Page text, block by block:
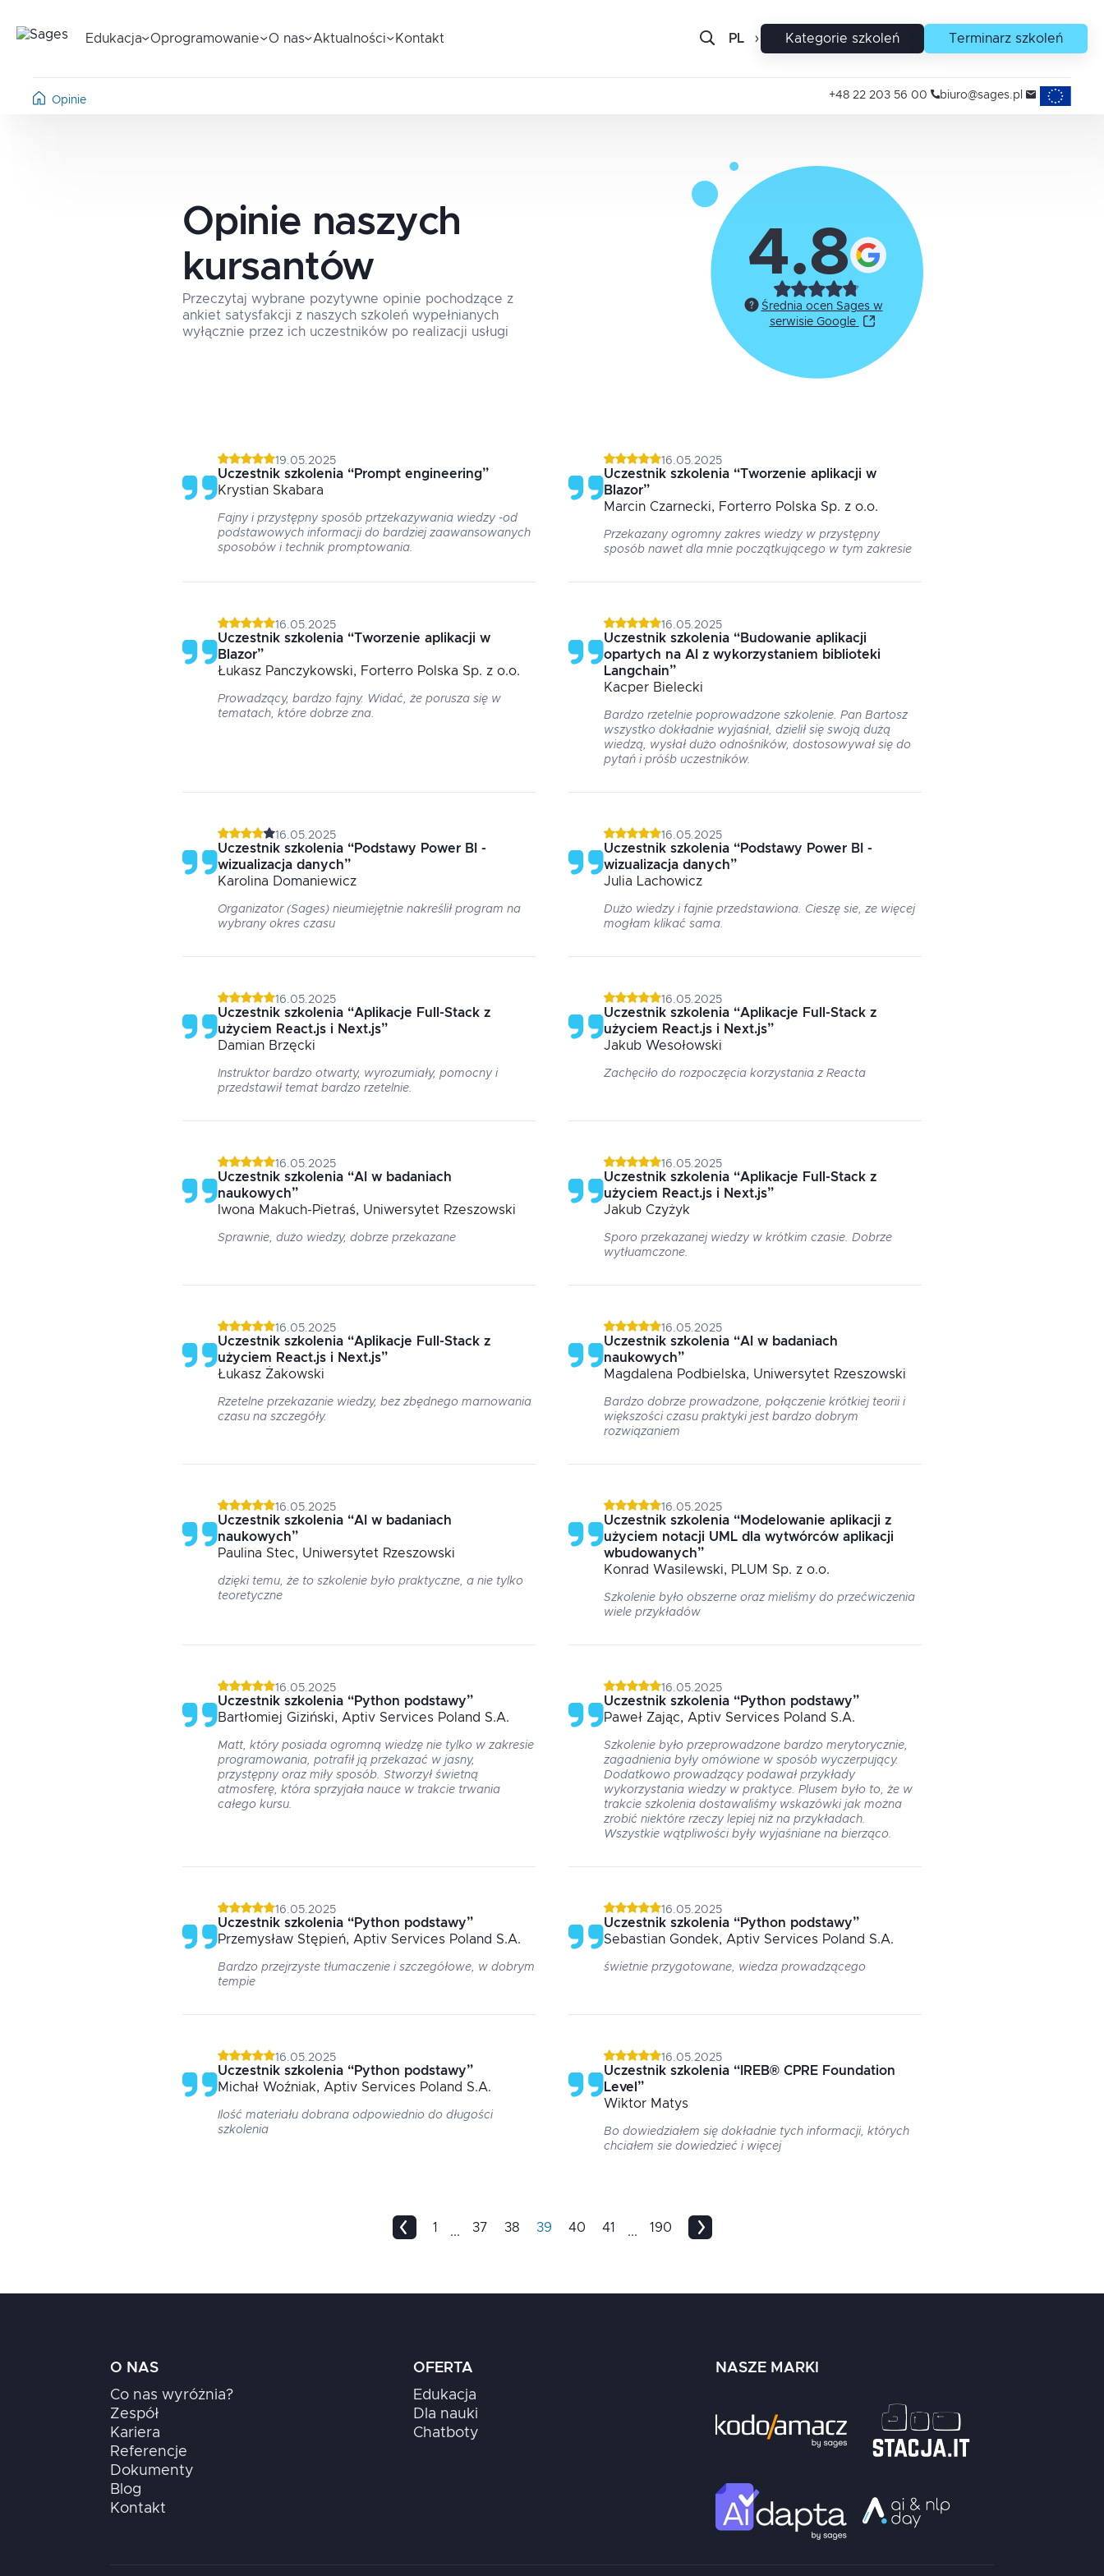
Edukacja Oprogramowanie O nas Aktualności Kontakt PL EN Kategorie szkoleń Terminarz szkoleń
Opinie +48 22 203 56 00 biuro@sages.pl Projekty
Opinie naszych
kursantów
Przeczytaj wybrane pozytywne opinie pochodzące z
ankiet satysfakcji z naszych szkoleń wypełnianych
wyłącznie przez ich uczestników po realizacji usługi
4.8
Średnia ocen Sages w
serwisie Google
19.05.2025
Uczestnik szkolenia “Prompt engineering”
Krystian Skabara
Fajny i przystępny sposób prtzekazywania wiedzy -od
podstawowych informacji do bardziej zaawansowanych
sposobów i technik promptowania.
16.05.2025
Uczestnik szkolenia “Tworzenie aplikacji w
Blazor”
Marcin Czarnecki, Forterro Polska Sp. z o.o.
Przekazany ogromny zakres wiedzy w przystępny
sposób nawet dla mnie początkującego w tym zakresie
16.05.2025
Uczestnik szkolenia “Tworzenie aplikacji w
Blazor”
Łukasz Panczykowski, Forterro Polska Sp. z o.o.
Prowadzący, bardzo fajny. Widać, że porusza się w
tematach, które dobrze zna.
16.05.2025
Uczestnik szkolenia “Budowanie aplikacji
opartych na AI z wykorzystaniem biblioteki
Langchain”
Kacper Bielecki
Bardzo rzetelnie poprowadzone szkolenie. Pan Bartosz
wszystko dokładnie wyjaśniał, dzielił się swoją dużą
wiedzą, wysłał dużo odnośników, dostosowywał się do
pytań i próśb uczestników.
16.05.2025
Uczestnik szkolenia “Podstawy Power BI -
wizualizacja danych”
Karolina Domaniewicz
Organizator (Sages) nieumiejętnie nakreślił program na
wybrany okres czasu
16.05.2025
Uczestnik szkolenia “Podstawy Power BI -
wizualizacja danych”
Julia Lachowicz
Dużo wiedzy i fajnie przedstawiona. Cieszę sie, ze więcej
mogłam klikać sama.
16.05.2025
Uczestnik szkolenia “Aplikacje Full-Stack z
użyciem React.js i Next.js”
Damian Brzęcki
Instruktor bardzo otwarty, wyrozumiały, pomocny i
przedstawił temat bardzo rzetelnie.
16.05.2025
Uczestnik szkolenia “Aplikacje Full-Stack z
użyciem React.js i Next.js”
Jakub Wesołowski
Zachęciło do rozpoczęcia korzystania z Reacta
16.05.2025
Uczestnik szkolenia “AI w badaniach
naukowych”
Iwona Makuch-Pietraś, Uniwersytet Rzeszowski
Sprawnie, dużo wiedzy, dobrze przekazane
16.05.2025
Uczestnik szkolenia “Aplikacje Full-Stack z
użyciem React.js i Next.js”
Jakub Czyżyk
Sporo przekazanej wiedzy w krótkim czasie. Dobrze
wytłuamczone.
16.05.2025
Uczestnik szkolenia “Aplikacje Full-Stack z
użyciem React.js i Next.js”
Łukasz Żakowski
Rzetelne przekazanie wiedzy, bez zbędnego marnowania
czasu na szczegóły.
16.05.2025
Uczestnik szkolenia “AI w badaniach
naukowych”
Magdalena Podbielska, Uniwersytet Rzeszowski
Bardzo dobrze prowadzone, połączenie krótkiej teorii i
większości czasu praktyki jest bardzo dobrym
rozwiązaniem
16.05.2025
Uczestnik szkolenia “AI w badaniach
naukowych”
Paulina Stec, Uniwersytet Rzeszowski
dzięki temu, że to szkolenie było praktyczne, a nie tylko
teoretyczne
16.05.2025
Uczestnik szkolenia “Modelowanie aplikacji z
użyciem notacji UML dla wytwórców aplikacji
wbudowanych”
Konrad Wasilewski, PLUM Sp. z o.o.
Szkolenie było obszerne oraz mieliśmy do przećwiczenia
wiele przykładów
16.05.2025
Uczestnik szkolenia “Python podstawy”
Bartłomiej Giziński, Aptiv Services Poland S.A.
Matt, który posiada ogromną wiedzę nie tylko w zakresie
programowania, potrafił ją przekazać w jasny,
przystępny oraz miły sposób. Stworzył świetną
atmosferę, która sprzyjała nauce w trakcie trwania
całego kursu.
16.05.2025
Uczestnik szkolenia “Python podstawy”
Paweł Zając, Aptiv Services Poland S.A.
Szkolenie było przeprowadzone bardzo merytorycznie,
zagadnienia były omówione w sposób wyczerpujący.
Dodatkowo prowadzący podawał przykłady
wykorzystania wiedzy w praktyce. Plusem było to, że w
trakcie szkolenia dostawaliśmy wskazówki jak można
zrobić niektóre rzeczy lepiej niż na przykładach.
Wszystkie wątpliwości były wyjaśniane na bierząco.
16.05.2025
Uczestnik szkolenia “Python podstawy”
Przemysław Stępień, Aptiv Services Poland S.A.
Bardzo przejrzyste tłumaczenie i szczegółowe, w dobrym
tempie
16.05.2025
Uczestnik szkolenia “Python podstawy”
Sebastian Gondek, Aptiv Services Poland S.A.
świetnie przygotowane, wiedza prowadzącego
16.05.2025
Uczestnik szkolenia “Python podstawy”
Michał Woźniak, Aptiv Services Poland S.A.
Ilość materiału dobrana odpowiednio do długości
szkolenia
16.05.2025
Uczestnik szkolenia “ IREB® CPRE Foundation
Level ”
Wiktor Matys
Bo dowiedziałem się dokładnie tych informacji, których
chciałem sie dowiedzieć i więcej
1 ... 37 38 39 40 41 ... 190
O NAS
Co nas wyróżnia?
Zespół
Kariera
Referencje
Dokumenty
Blog
Kontakt
OFERTA
Edukacja
Dla nauki
Chatboty
NASZE MARKI